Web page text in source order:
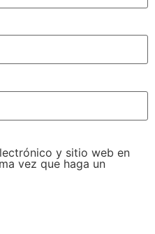
y sitio web en
vez que haga un